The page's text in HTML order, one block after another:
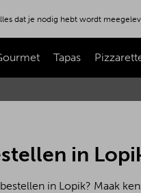
dat je nodig hebt wordt
Tapas
in
in Lopik? Maak